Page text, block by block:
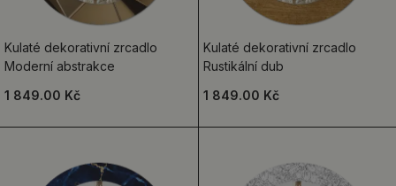
Kulaté dekorativní zrcadlo
Moderní abstrakce
1 849.00 Kč
Kulaté dekorativní zrcadlo
Rustikální dub
1 849.00 Kč